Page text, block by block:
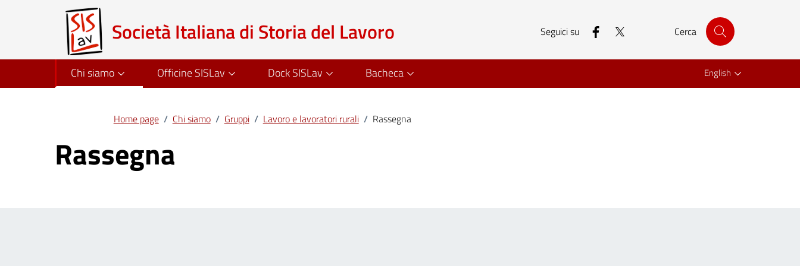
Società Italiana di Storia del Lavoro Seguici su facebook Cerca
Chi siamo Officine SISLav Dock SISLav Bacheca English
Home page / Chi siamo / Gruppi / Lavoro e lavoratori rurali / Rassegna
Rassegna